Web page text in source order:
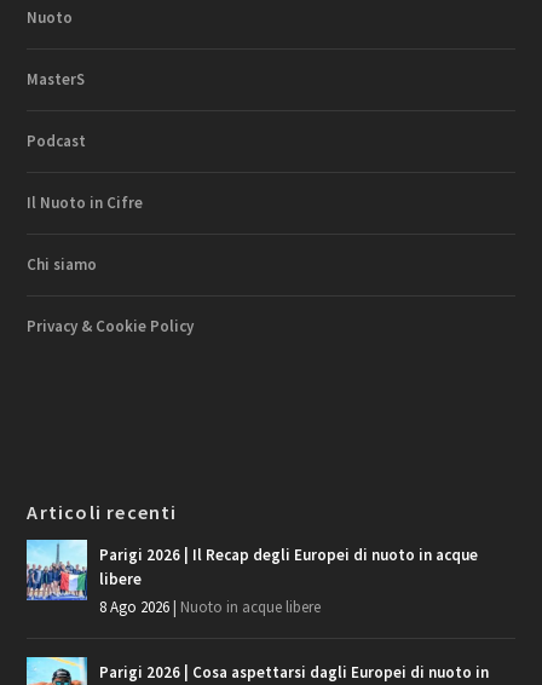
Nuoto
MasterS
Podcast
Il Nuoto in Cifre
Chi siamo
Privacy & Cookie Policy
Articoli recenti
Parigi 2026 | Il Recap degli Europei di nuoto in acque
libere
8 Ago 2026| Nuoto in acque libere
Parigi 2026 | Cosa aspettarsi dagli Europei di nuoto in